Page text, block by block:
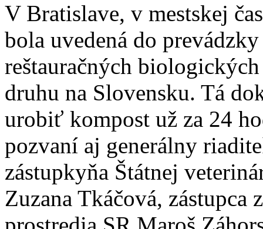
V Bratislave, v mestskej
bola uvedená do
reštauračných
druhu na Slovensku. Tá
urobiť kompost už za 24
pozvaní aj generálny
zástupkyňa Štátnej
Zuzana Tkáčová,